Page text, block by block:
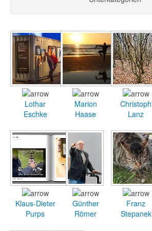
Lothar
Eschke
Marion
Haase
Christoph
Lanz
Klaus-Dieter
Purps
Günther
Römer
Franz
Stepanek